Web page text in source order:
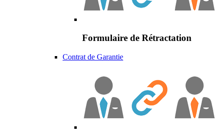
Formulaire de Rétractation
Contrat de Garantie